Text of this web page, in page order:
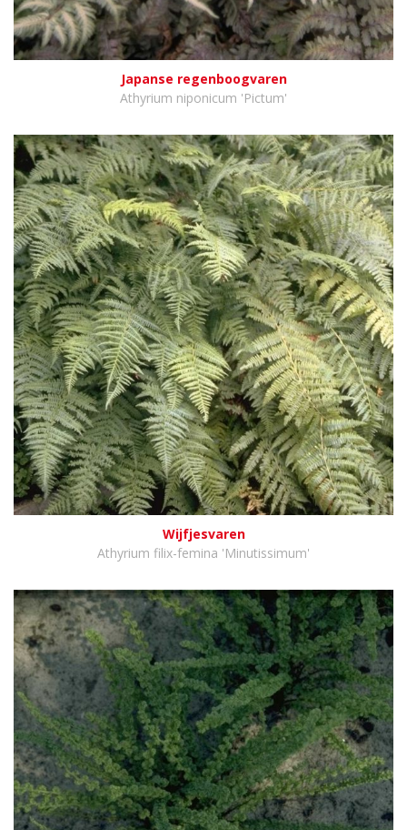
Japanse regenboogvaren
Athyrium niponicum 'Pictum'
Wijfjesvaren
Athyrium filix-femina 'Minutissimum'